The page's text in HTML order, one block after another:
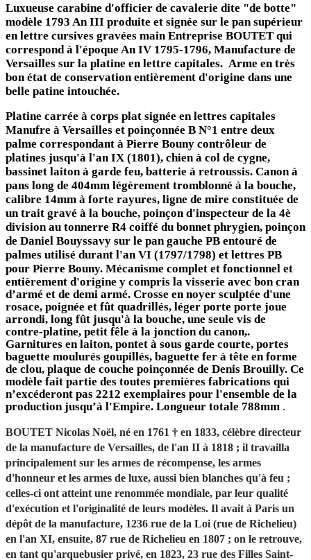
Luxueuse carabine d'officier de cavalerie dite "de botte"
modèle 1793 An III produite et signée sur le pan supérieur
en lettre cursives gravées main Entreprise BOUTET qui
correspond à l'époque An IV 1795-1796, Manufacture de
Versailles sur la platine en lettre capitales. Arme en très
bon état de conservationentièrement d'origine dans une
belle patine intouchée.
Platine carrée à corps plat signée en lettres capitales
Manufre à Versailles et poinçonnée B N°1 entre deux
palme correspondant à Pierre Bouny contrôleur de
platines jusqu'à l'an IX (1801), chien à col de cygne,
bassinet laiton à garde feu, batterie à retroussis. Canon à
pans long de 404mm légèrement tromblonné à la bouche,
calibre 14mm à forte rayures, ligne de mire constituée de
un trait gravé à la bouche, poinçon d'inspecteur de la 4è
division au tonnerre R4 coiffé du bonnet phrygien, poinçon
de Daniel Bouyssavy sur le pan gauche PB entouré de
palmes utilisé durant l'an VI (1797/1798) et lettres PB
pour Pierre Bouny. Mécanisme complet et fonctionnel et
entièrement d'origine y compris la visserie avec bon cran
d’armé et de demi armé. Crosse en noyer sculptée d'une
rosace, poignée et fût quadrillés, léger porte porte joue
arrondi, long fût jusqu'à la bouche, une seule vis de
contre-platine, petit fêle à la jonction du canon,.
Garnitures en laiton, pontet à sous garde courte, portes
baguette moulurés goupillés, baguette fer à tête en forme
de clou, plaque de couche poinçonnée de Denis Brouilly. Ce
modèle fait partie des toutes premières fabrications qui
n’excéderont pas 2212 exemplaires pour l'ensemble de la
production jusqu’à l'Empire. Longueur totale 788mm .
BOUTET Nicolas Noël, né en 1761 † en 1833, célèbre directeur
de la manufacture de Versailles, de l'an II à 1818 ; il travailla
principalement sur les armes de récompense, les armes
d'honneur et les armes de luxe, aussi bien blanches qu'à feu ;
celles-ci ont atteint une renommée mondiale, par leur qualité
d'exécution et l'originalité de leurs modèles. Il avait à Paris un
dépôt de la manufacture, 1236 rue de la Loi (rue de Richelieu)
en l'an XI, ensuite, 87 rue de Richelieu en 1807 ; on le retrouve,
en tant qu'arquebusier privé, en 1823, 23 rue des Filles Saint-